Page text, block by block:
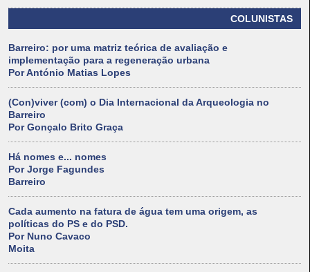
COLUNISTAS
Barreiro: por uma matriz teórica de avaliação e
implementação para a regeneração urbana
Por António Matias Lopes
(Con)viver (com) o Dia Internacional da Arqueologia no
Barreiro
Por Gonçalo Brito Graça
Há nomes e... nomes
Por Jorge Fagundes
Barreiro
Cada aumento na fatura de água tem uma origem, as
políticas do PS e do PSD.
Por Nuno Cavaco
Moita